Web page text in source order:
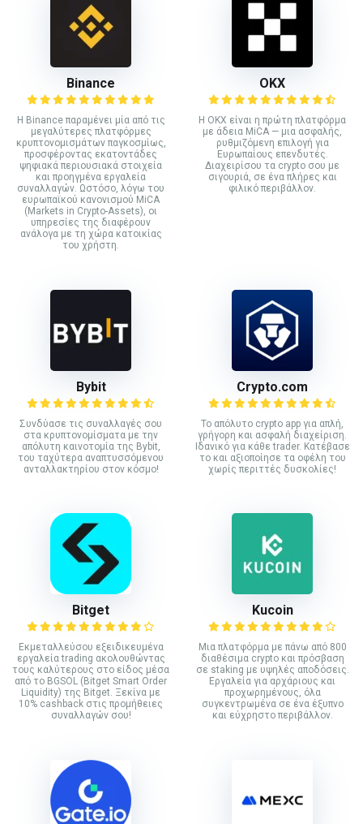
Binance
Η Binance παραμένει μία από τις
μεγαλύτερες πλατφόρμες
κρυπτονομισμάτων παγκοσμίως,
προσφέροντας εκατοντάδες
ψηφιακά περιουσιακά στοιχεία
και προηγμένα εργαλεία
συναλλαγών. Ωστόσο, λόγω του
ευρωπαϊκού κανονισμού MiCA
(Markets in Crypto-Assets), οι
υπηρεσίες της διαφέρουν
ανάλογα με τη χώρα κατοικίας
του χρήστη.
ΟΚΧ
Η OKX είναι η πρώτη πλατφόρμα
με άδεια MiCA — μια ασφαλής,
ρυθμιζόμενη επιλογή για
Ευρωπαίους επενδυτές.
Διαχειρίσου τα crypto σου με
σιγουριά, σε ένα πλήρες και
φιλικό περιβάλλον.
Bybit
Συνδύασε τις συναλλαγές σου
στα κρυπτονομίσματα με την
απόλυτη καινοτομία της Bybit,
του ταχύτερα αναπτυσσόμενου
ανταλλακτηρίου στον κόσμο!
Crypto.com
Το απόλυτο crypto app για απλή,
γρήγορη και ασφαλή διαχείριση.
Ιδανικό για κάθε trader. Κατέβασε
το και αξιοποίησε τα οφέλη του
χωρίς περιττές δυσκολίες!
Bitget
Εκμεταλλεύσου εξειδικευμένα
εργαλεία trading ακολουθώντας
τους καλύτερους στο είδος μέσα
από το BGSOL (Bitget Smart Order
Liquidity) της Bitget. Ξεκίνα με
10% cashback στις προμήθειες
συναλλαγών σου!
Kucoin
Mια πλατφόρμα με πάνω από 800
διαθέσιμα crypto και πρόσβαση
σε staking με υψηλές αποδόσεις.
Εργαλεία για αρχάριους και
προχωρημένους, όλα
συγκεντρωμένα σε ένα έξυπνο
και εύχρηστο περιβάλλον.